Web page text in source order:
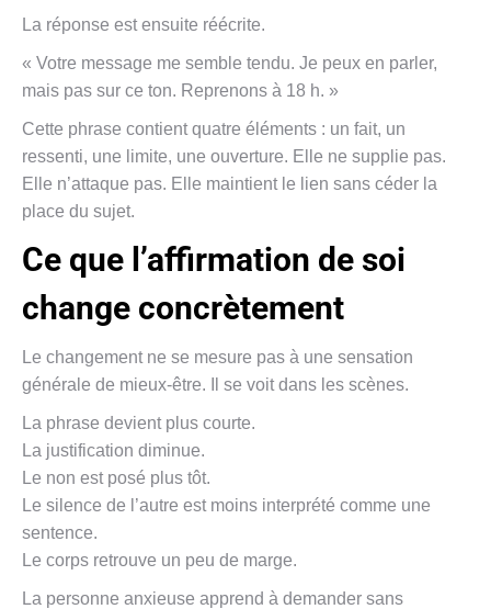
La réponse est ensuite réécrite.
« Votre message me semble tendu. Je peux en parler,
mais pas sur ce ton. Reprenons à 18 h. »
Cette phrase contient quatre éléments : un fait, un
ressenti, une limite, une ouverture. Elle ne supplie pas.
Elle n’attaque pas. Elle maintient le lien sans céder la
place du sujet.
Ce que l’affirmation de soi
change concrètement
Le changement ne se mesure pas à une sensation
générale de mieux-être. Il se voit dans les scènes.
La phrase devient plus courte.
La justification diminue.
Le non est posé plus tôt.
Le silence de l’autre est moins interprété comme une
sentence.
Le corps retrouve un peu de marge.
La personne anxieuse apprend à demander sans